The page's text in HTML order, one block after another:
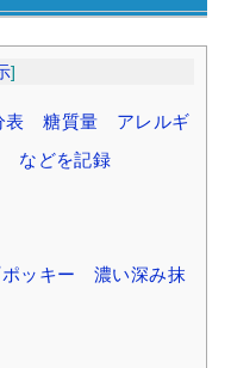
]
表 糖質量 アレルギ
などを記録
ッキー 濃い深み抹